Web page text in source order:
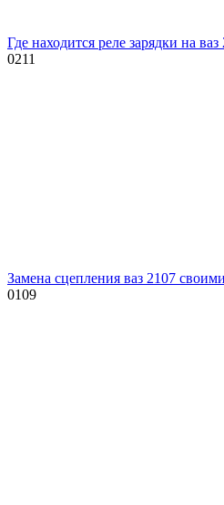
Где находится реле зарядки на ваз
0211
Замена сцепления ваз 2107
0109